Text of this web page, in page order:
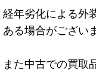
経年劣化による外
ある場合がござい
また中古での買取